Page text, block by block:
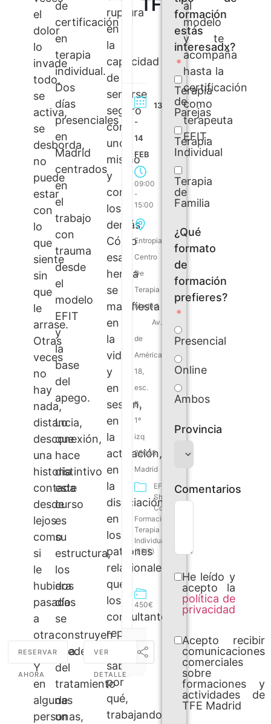
el
dolor
lo
invade
todo,
se
activa,
se
desborda,
no
puede
estar
con
lo
que
siente
sin
que
le
arrase.
Otras
veces
no
hay
nada,
distancia,
desconexión,
una
historia
contada
desde
lejos
como
si
le
hubiera
pasado
a
otra
persona.
Y
en
algunas
personas,
de
certificación
en
terapia
individual.
Dos
días
presenciales
en
Madrid
centrados
en
el
trabajo
con
trauma
desde
el
modelo
EFIT
y
la
base
del
apego.
Lo
que
hace
distintivo
este
curso
es
su
estructura,
los
dos
días
se
construyen
alrededor
del
tratamiento
de
un
ruptura
en
la
capacidad
de
sentirse
seguro
con
uno
mismo
y
con
los
demás.
Cómo
esa
herida
se
manifiesta
en
la
vida
y
en
sesión,
en
la
activación,
en
la
disociación,
en
los
patrones
relacionales
que
los
consultantes
repiten
sin
saber
por
qué,
trabajando
TFE
Formación
especializada
en
trauma
desde
modelo
EFIT
¿Sabes
de
que
te
hablo?
acompañar
a
una
persona
con
primer
momento
en
que
consulta
hasta
el
punto
en
que
puede
reorganizar
su
experiencia
emocional
con
seguridad.
Este
estructurado
siguiendo
13
-
14
FEB
09:00
-
15:00
Entropia
Centro
De
Terapia
Madrid
Av.
de
América,
18,
esc.
B,
1º
izq
28028
Madrid
EFIT
Short
Courses
Formación
Terapia
Individual
(EFIT)
TFE
Madrid
450€
RESERVAR
AHORA
VER
DETALLE
formación
estás
interesadx?
Terapia
de
Parejas
Terapia
Individual
Terapia
de
Familia
¿Qué
formato
de
formación
prefieres?
Presencial
Online
Ambos
Provincia
Comentarios
He leído y
acepto la
política de
privacidad
Acepto recibir
comunicaciones
comerciales
sobre
formaciones y
actividades de
TFE Madrid
al
modelo
y te
acompaña
hasta la
certificación
como
terapeuta
EFIT.